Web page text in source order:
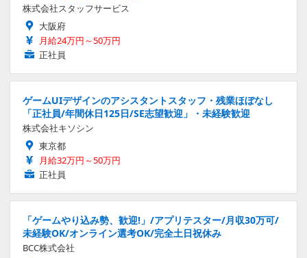
株式会社スタッフサービス
大阪府
月給24万円～50万円
正社員
ゲームUIデザインのアシスタントスタッフ・残業ほぼなし
「正社員/年間休日125日/SE志望歓迎」・未経験歓迎
株式会社キソシン
東京都
月給32万円～50万円
正社員
「ゲームやり込み勢、歓迎!」/アプリテスター/月収30万可/
未経験OK/オンライン選考OK/完全土日祝休み
BCC株式会社